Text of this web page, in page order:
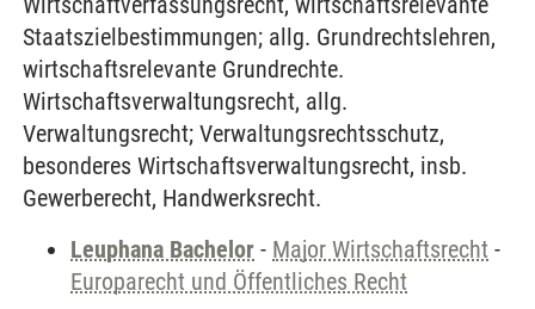
Staatszielbestimmungen; allg. Grundrechtslehren,
wirtschaftsrelevante Grundrechte.
Wirtschaftsverwaltungsrecht, allg.
Verwaltungsrecht; Verwaltungsrechtsschutz,
besonderes Wirtschaftsverwaltungsrecht, insb.
Gewerberecht, Handwerksrecht.
Leuphana Bachelor - Major Wirtschaftsrecht -
Europarecht und Öffentliches Recht